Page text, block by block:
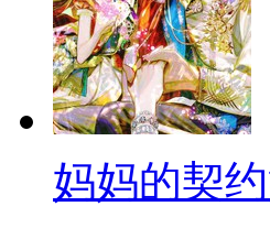
妈妈的契